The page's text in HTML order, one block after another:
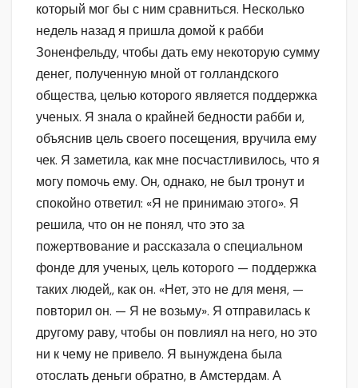
который мог бы с ним сравниться. Несколько
недель назад я пришла домой к рабби
Зоненфельду, чтобы дать ему некоторую сумму
денег, полученную мной от голландского
общества, целью которого является поддержка
ученых. Я знала о крайней бедности рабби и,
объяснив цель своего посещения, вручила ему
чек. Я заметила, как мне посчастливилось, что я
могу помочь ему. Он, однако, не был тронут и
спокойно ответил: «Я не принимаю этого». Я
решила, что он не понял, что это за
пожертвование и рассказала о специальном
фонде для ученых, цель которого — поддержка
таких людей,, как он. «Нет, это не для меня, —
повторил он. — Я не возьму». Я отправилась к
другому раву, чтобы он повлиял на него, но это
ни к чему не привело. Я вынуждена была
отослать деньги обратно, в Амстердам. А